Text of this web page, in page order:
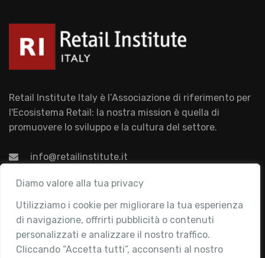
Diamo valore alla tua privacy
Utilizziamo i cookie per migliorare la tua esperienza
di navigazione, offrirti pubblicità o contenuti
personalizzati e analizzare il nostro traffico.
Cliccando “Accetta tutti”, acconsenti al nostro
Retail Institute Italy è l’Associazione di riferimento per
l'Ecosistema Retail: la nostra mission è quella di
promuovere lo sviluppo e la cultura del settore.
info@retailinstitute.it
Associazione
Chi siamo
Attività
Contatti